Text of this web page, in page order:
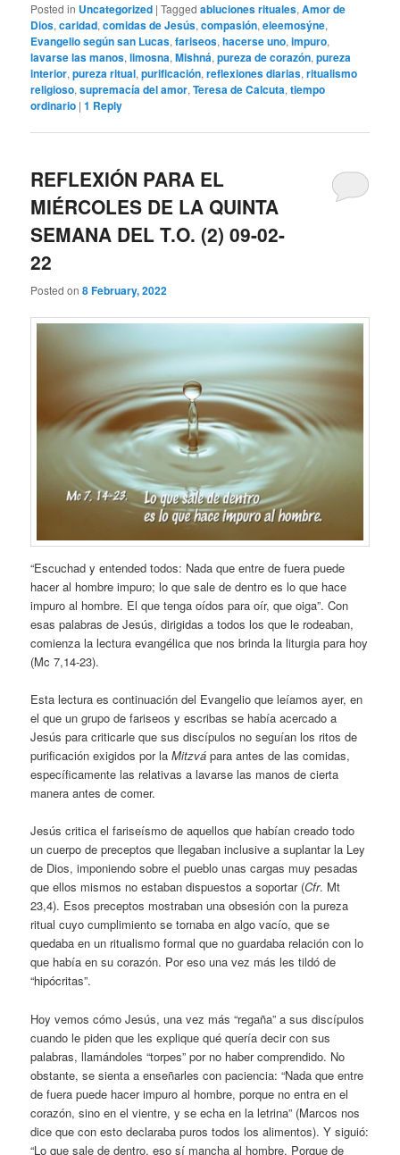
Posted in Uncategorized |Tagged abluciones rituales,Amor de
Dios,caridad,comidas de Jesús,compasión,eleemosýne,
Evangelio según san Lucas,fariseos,hacerse uno,impuro,
lavarse las manos,limosna,Mishná,pureza de corazón,pureza
interior,pureza ritual,purificación,reflexiones diarias,ritualismo
religioso,supremacía del amor,Teresa de Calcuta,tiempo
ordinario |1 Reply
REFLEXIÓN PARA EL
MIÉRCOLES DE LA QUINTA
SEMANA DEL T.O. (2) 09-02-
22
Posted on8 February, 2022
“Escuchad y entended todos: Nada que entre de fuera puede
hacer al hombre impuro; lo que sale de dentro es lo que hace
impuro al hombre. El que tenga oídos para oír, que oiga”. Con
esas palabras de Jesús, dirigidas a todos los que le rodeaban,
comienza la lectura evangélica que nos brinda la liturgia para hoy
(Mc 7,14-23).
Esta lectura es continuación del Evangelio que leíamos ayer, en
el que un grupo de fariseos y escribas se había acercado a
Jesús para criticarle que sus discípulos no seguían los ritos de
purificación exigidos por laMitzvá para antes de las comidas,
específicamente las relativas a lavarse las manos de cierta
manera antes de comer.
Jesús critica el fariseísmo de aquellos que habían creado todo
un cuerpo de preceptos que llegaban inclusive a suplantar la Ley
de Dios, imponiendo sobre el pueblo unas cargas muy pesadas
que ellos mismos no estaban dispuestos a soportar (Cfr. Mt
23,4). Esos preceptos mostraban una obsesión con la pureza
ritual cuyo cumplimiento se tornaba en algo vacío, que se
quedaba en un ritualismo formal que no guardaba relación con lo
que había en su corazón. Por eso una vez más les tildó de
“hipócritas”.
Hoy vemos cómo Jesús, una vez más “regaña” a sus discípulos
cuando le piden que les explique qué quería decir con sus
palabras, llamándoles “torpes” por no haber comprendido. No
obstante, se sienta a enseñarles con paciencia: “Nada que entre
de fuera puede hacer impuro al hombre, porque no entra en el
corazón, sino en el vientre, y se echa en la letrina” (Marcos nos
dice que con esto declaraba puros todos los alimentos). Y siguió:
“Lo que sale de dentro, eso sí mancha al hombre. Porque de